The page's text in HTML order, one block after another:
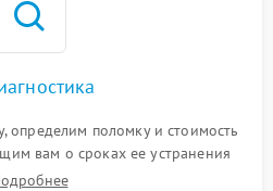
определим поломку и стоимость
вам о сроках ее устранения